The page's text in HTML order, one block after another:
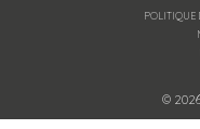
POLITIQUE
©